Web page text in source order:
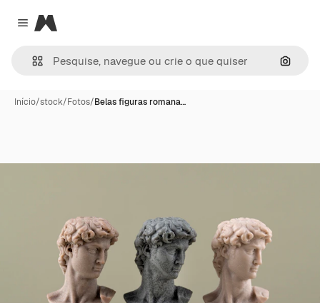
Close menu
Magnific
Início/stock/Fotos/Belas figuras romana…